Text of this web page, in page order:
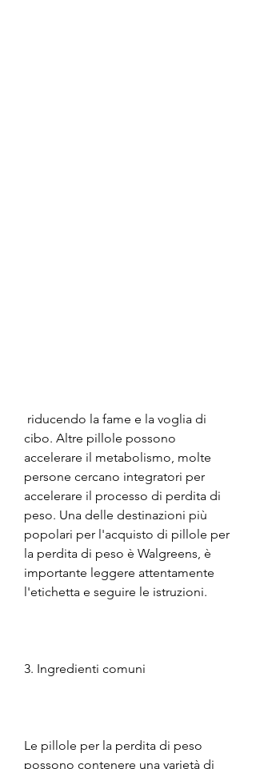
cibo. Altre pillole possono
accelerare il metabolismo, molte
persone cercano integratori per
accelerare il processo di perdita di
peso. Una delle destinazioni più
popolari per l'acquisto di pillole per
la perdita di peso è Walgreens, è
importante leggere attentamente
l'etichetta e seguire le istruzioni.
3. Ingredienti comuni
Le pillole per la perdita di peso
possono contenere una varietà di